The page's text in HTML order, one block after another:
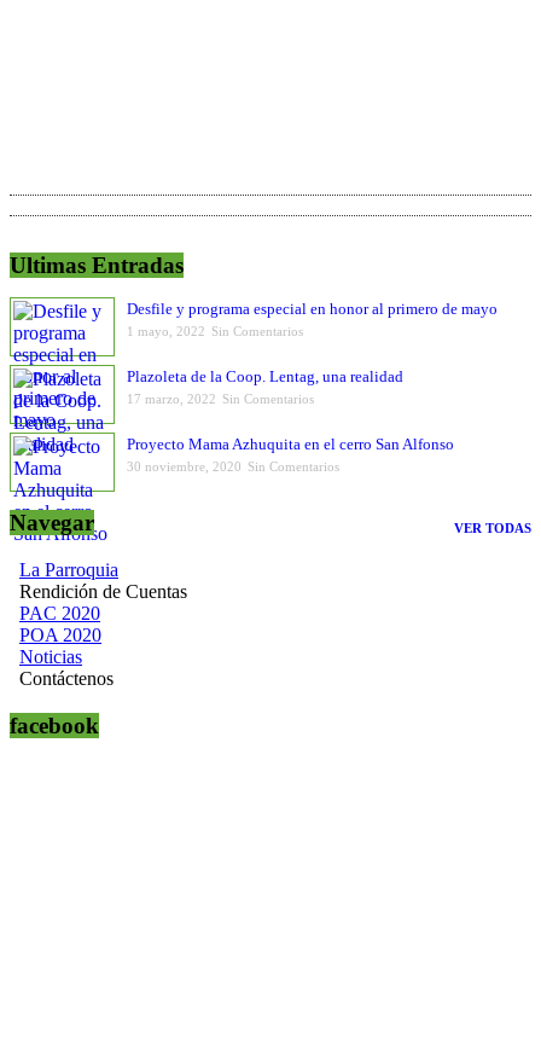
Ultimas Entradas
Desfile y programa especial en honor al primero de mayo
1 mayo, 2022 Sin Comentarios
Plazoleta de la Coop. Lentag, una realidad
17 marzo, 2022 Sin Comentarios
Proyecto Mama Azhuquita en el cerro San Alfonso
30 noviembre, 2020 Sin Comentarios
VER TODAS
Navegar
La Parroquia
Rendición de Cuentas
PAC 2020
POA 2020
Noticias
Contáctenos
facebook